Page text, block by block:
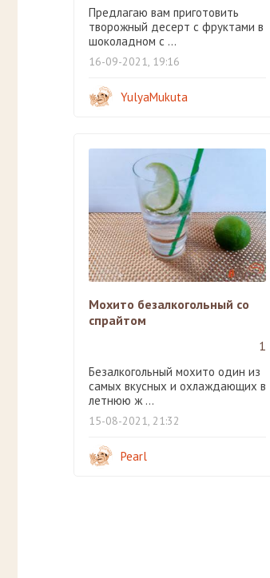
Предлагаю вам приготовить
творожный десерт с фруктами в
шоколадном с ...
16-09-2021, 19:16
YulyaMukuta
Мохито безалкогольный со
спрайтом
1
Безалкогольный мохито один из
самых вкусных и охлаждающих в
летнюю ж ...
15-08-2021, 21:32
Pearl